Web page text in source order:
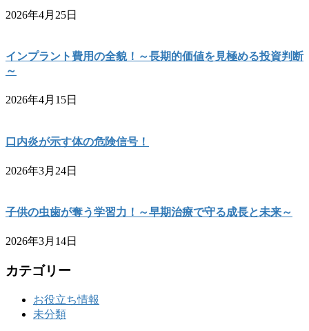
2026年4月25日
インプラント費用の全貌！～長期的価値を見極める投資判断
～
2026年4月15日
口内炎が示す体の危険信号！
2026年3月24日
子供の虫歯が奪う学習力！～早期治療で守る成長と未来～
2026年3月14日
カテゴリー
お役立ち情報
未分類